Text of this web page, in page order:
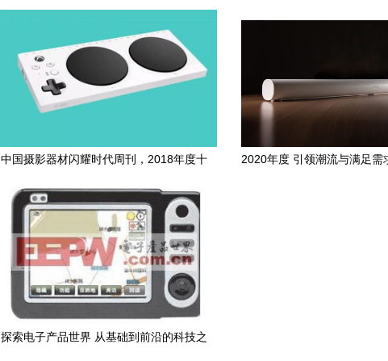
中国摄影器材闪耀时代周刊，2018年度十
2020年度 引领潮流与满足需
探索电子产品世界 从基础到前沿的科技之